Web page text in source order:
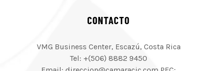
CONTACTO
VMG Business Center, Escazú, Costa Rica
Tel: +(506) 8882 9450